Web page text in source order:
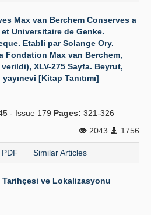
Max van Berchem Conserves a
Universitaire de Genke.
Etabli par Solange Ory.
Fondation Max van Berchem,
verildi), XLV-275 Sayfa. Beyrut,
[Kitap Tanıtımı]
- Issue 179 Pages: 321-326
2043
1756
PDF Similar Articles
Tarihçesi ve Lokalizasyonu